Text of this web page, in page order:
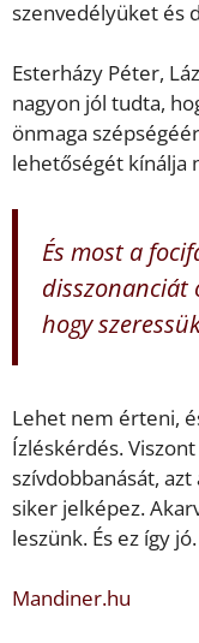
szenvedélyüket és
Esterházy Péter,
nagyon jól tudta,
önmaga
lehetőségét kínálja
És most a
disszonanciát
hogy
Lehet nem érteni,
Ízléskérdés.
szívdobbanását,
siker jelképez.
leszünk. És ez így jó.
Mandiner.hu